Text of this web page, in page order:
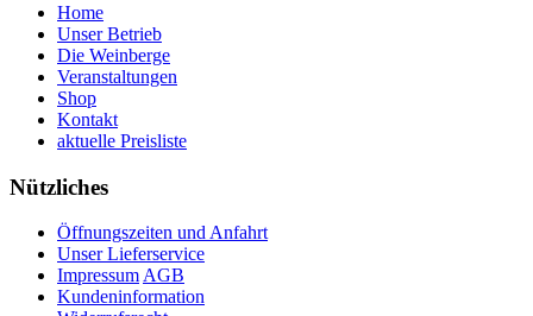
Home
Unser Betrieb
Die Weinberge
Veranstaltungen
Shop
Kontakt
aktuelle Preisliste
Nützliches
Öffnungszeiten und Anfahrt
Unser Lieferservice
Impressum AGB
Kundeninformation